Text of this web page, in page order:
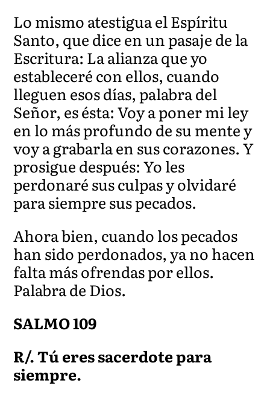
Lo mismo atestigua el Espíritu
Santo, que dice en un pasaje de la
Escritura: La alianza que yo
estableceré con ellos, cuando
lleguen esos días, palabra del
Señor, es ésta: Voy a poner mi ley
en lo más profundo de su mente y
voy a grabarla en sus corazones. Y
prosigue después: Yo les
perdonaré sus culpas y olvidaré
para siempre sus pecados.
Ahora bien, cuando los pecados
han sido perdonados, ya no hacen
falta más ofrendas por ellos.
Palabra de Dios.
SALMO 109
R/. Tú eres sacerdote para
siempre.